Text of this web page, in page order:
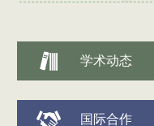
学术动态
国际合作